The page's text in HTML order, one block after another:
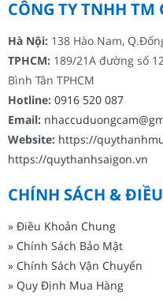
CÔNG TY TNHH TM
Hà Nội: 138 Hào Nam,
TPHCM: 189/21A đường số
Bình Tân TPHCM
Hotline: 0916 520 087
Email:
Website: https://
https://quythanhsaigon.vn
CHÍNH SÁCH &
» Điều Khoản Chung
» Chính Sách Bảo Mật
» Chính Sách Vận Chuyển
» Quy Định Mua Hàng